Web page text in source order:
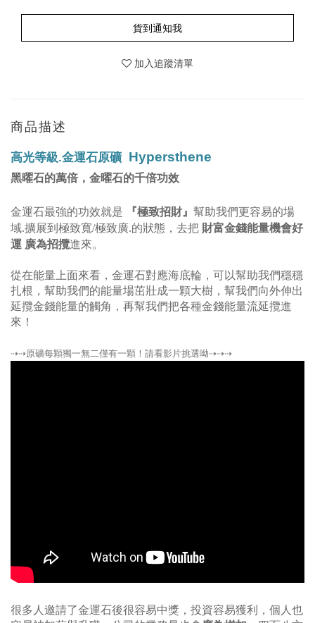
貨到通知我
加入追蹤清單
商品描述
高光等級.金運石原礦 Hypersthene
黑曜石的萬倍，金曜石的千倍功效
金運石最強的功效就是 『極致招財 』 幫助我們更容易的場
域.擴展到極致寬/極致廣.的狀態，去把 財富金錢能量機會好
運 廣為招攬進來。
從在能量上面來看，金運石對應海底輪，可以幫助我們穩穩
扎根，幫助我們的能量場茁壯成一顆大樹，幫我們向外伸出
延攬金錢能量的觸角，再幫我們把各種金錢能量流延攬進
來！
⇢⇢原礦每顆獨一無二僅有一顆！請看影片挑選呦⇢⇢⇢
很多人邀請了金運石後很容易中獎，投資容易獲利， 個人也